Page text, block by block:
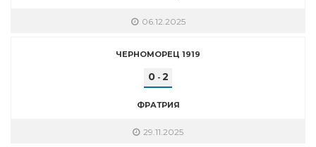
06.12.2025
ЧЕРНОМОРЕЦ 1919
0- 2
ФРАТРИЯ
29.11.2025